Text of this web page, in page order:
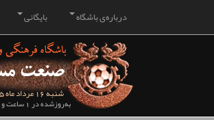
بایگانی درباره‌ی باشگاه
شنبه 16 مرداد ماه 1405
به‌روزشده در 1 ساعت و 4 دقیقه قبل